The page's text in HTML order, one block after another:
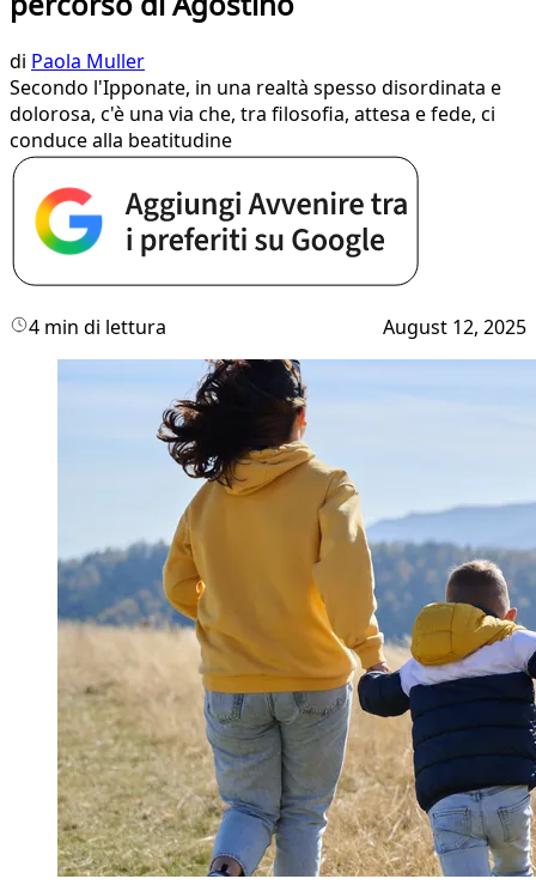
di Paola Muller
Secondo l'Ipponate, in una realtà spesso disordinata e
dolorosa, c'è una via che, tra filosofia, attesa e fede, ci
conduce alla beatitudine
4 min di lettura August 12, 2025